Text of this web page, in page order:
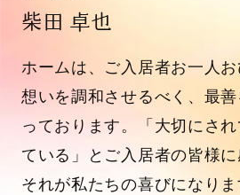
柴田 卓也
ホームは、ご入居者お一人
想いを調和させるべく、最
っております。「大切にさ
ている」とご入居者の皆様に
それが私たちの喜びになり